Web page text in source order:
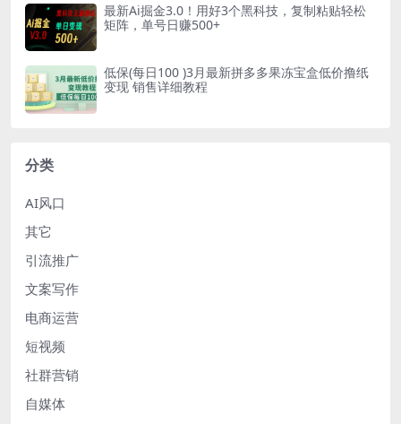
最新Ai掘金3.0！用好3个黑科技，复制粘贴轻松
矩阵，单号日赚500+
低保(每日100 )3月最新拼多多果冻宝盒低价撸纸
变现 销售详细教程
分类
AI风口
其它
引流推广
文案写作
电商运营
短视频
社群营销
自媒体